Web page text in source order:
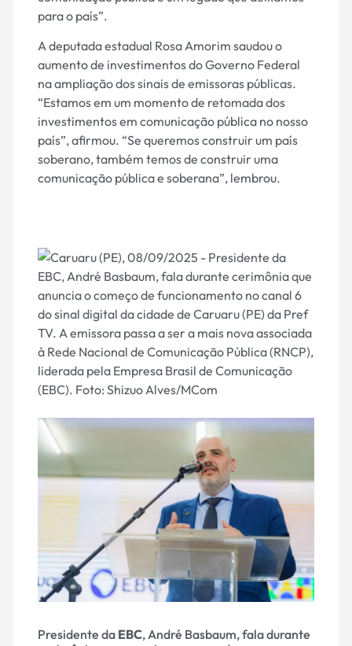
para o país”.
A deputada estadual Rosa Amorim saudou o
aumento de investimentos do Governo Federal
na ampliação dos sinais de emissoras públicas.
“Estamos em um momento de retomada dos
investimentos em comunicação pública no nosso
país”, afirmou. “Se queremos construir um país
soberano, também temos de construir uma
comunicação pública e soberana”, lembrou.
Presidente da EBC, André Basbaum, fala durante